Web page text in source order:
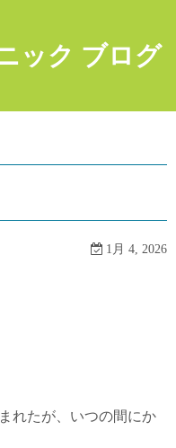
ック ブログ
1月 4, 2026
れたが、いつの間にか